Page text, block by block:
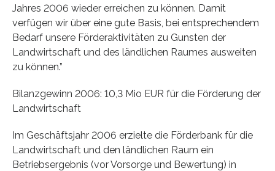
Jahres 2006 wieder erreichen zu können. Damit
verfügen wir über eine gute Basis, bei entsprechendem
Bedarf unsere Förderaktivitäten zu Gunsten der
Landwirtschaft und des ländlichen Raumes ausweiten
zu können.”
Bilanzgewinn 2006: 10,3 Mio EUR für die Förderung der
Landwirtschaft
Im Geschäftsjahr 2006 erzielte die Förderbank für die
Landwirtschaft und den ländlichen Raum ein
Betriebsergebnis (vor Vorsorge und Bewertung) in